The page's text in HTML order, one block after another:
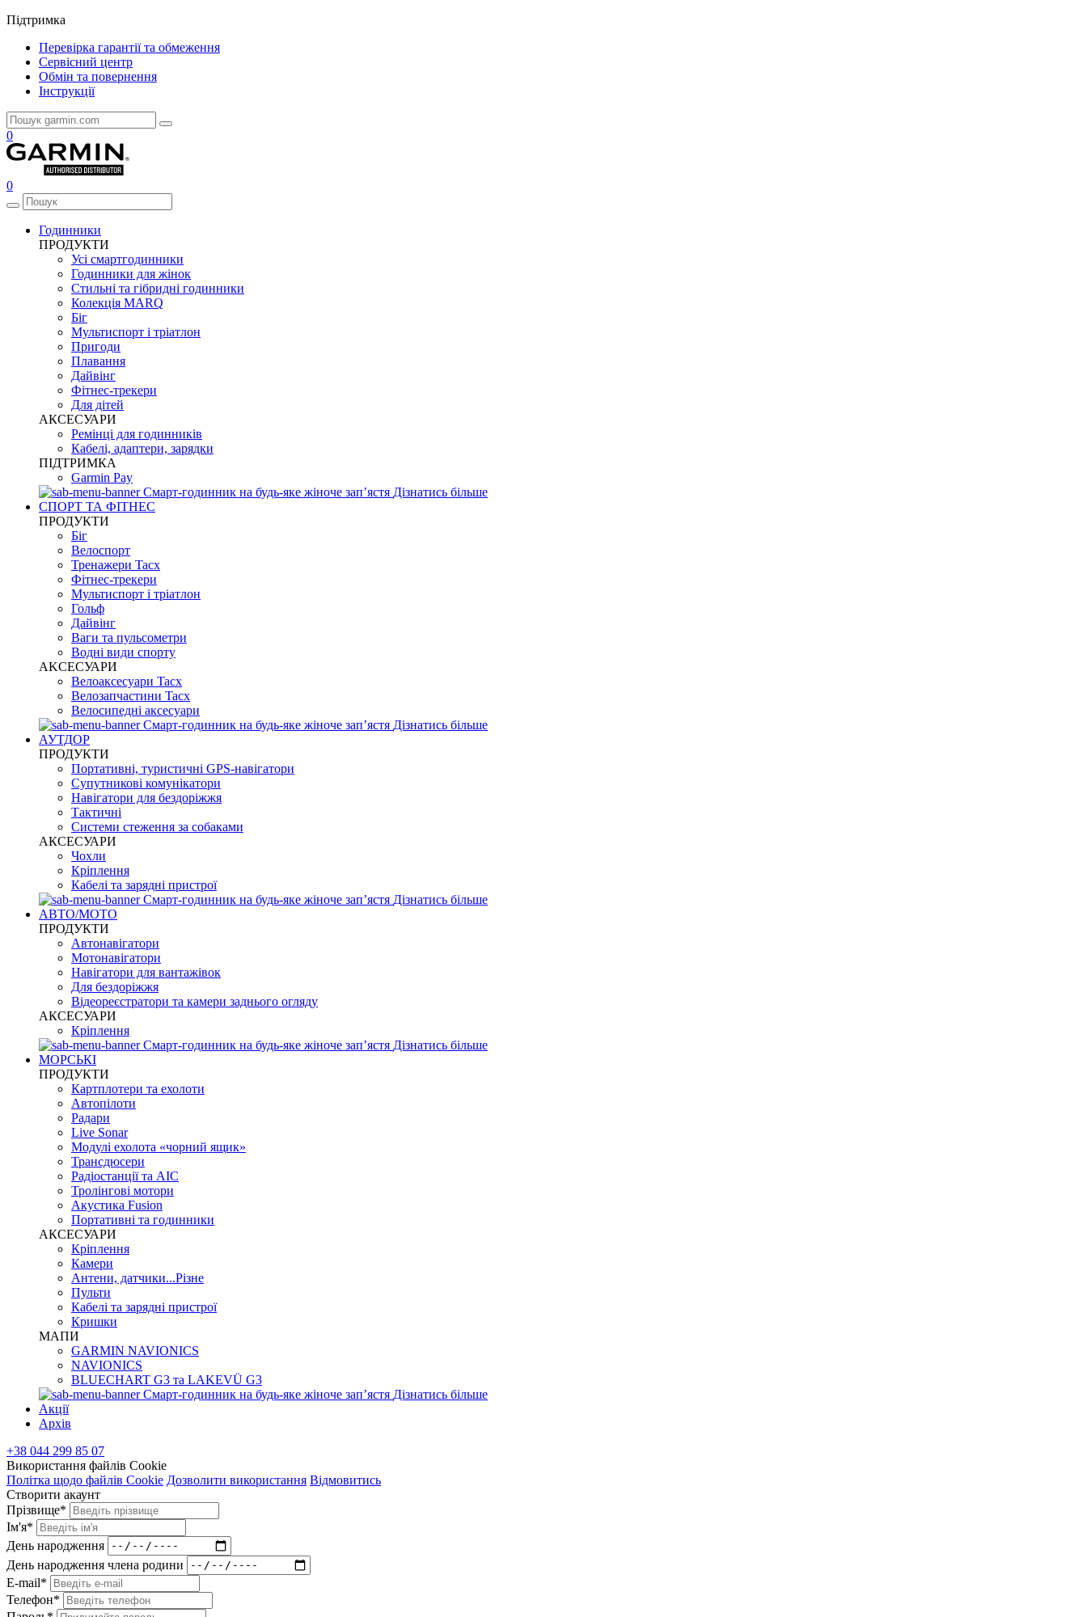
Підтримка
Перевірка гарантії та обмеження
Сервісний центр
Обмін та повернення
Інструкції
0
0
Годинники
ПРОДУКТИ
Усі смартгодинники
Годинники для жінок
Стильні та гібридні годинники
Колекція MARQ
Біг
Мультиспорт і тріатлон
Пригоди
Плавання
Дайвінг
Фітнес-трекери
Для дітей
АКСЕСУАРИ
Ремінці для годинників
Кабелі, адаптери, зарядки
ПІДТРИМКА
Garmin Pay
Смарт-годинник на будь-яке жіноче запʼястя Дізнатись більше
СПОРТ ТА ФІТНЕС
ПРОДУКТИ
Біг
Велоспорт
Тренажери Tacx
Фітнес-трекери
Мультиспорт і тріатлон
Гольф
Дайвінг
Ваги та пульсометри
Водні види спорту
AKCЕСУАРИ
Велоаксесуари Tacx
Велозапчастини Tacx
Велосипедні аксесуари
Смарт-годинник на будь-яке жіноче запʼястя Дізнатись більше
АУТДОР
ПРОДУКТИ
Портативні, туристичні GPS-навігатори
Супутникові комунікатори
Навігатори для бездоріжжя
Тактичні
Системи стеження за собаками
АКСЕСУАРИ
Чохли
Кріплення
Кабелі та зарядні пристрої
Смарт-годинник на будь-яке жіноче запʼястя Дізнатись більше
АВТО/МОТО
ПРОДУКТИ
Автонавігатори
Мотонавігатори
Навігатори для вантажівок
Для бездоріжжя
Відеореєстратори та камери заднього огляду
АКСЕСУАРИ
Кріплення
Смарт-годинник на будь-яке жіноче запʼястя Дізнатись більше
МОРСЬКІ
ПРОДУКТИ
Картплотери та ехолоти
Автопілоти
Радари
Live Sonar
Модулі ехолота «чорний ящик»
Трансдюсери
Радіостанції та АІС
Тролінгові мотори
Акустика Fusion
Портативні та годинники
АКСЕСУАРИ
Кріплення
Камери
Антени, датчики...Різне
Пульти
Кабелі та зарядні пристрої
Кришки
МАПИ
GARMIN NAVIONICS
NAVIONICS
BLUECHART G3 та LAKEVÜ G3
Смарт-годинник на будь-яке жіноче запʼястя Дізнатись більше
Акції
Архів
+38 044 299 85 07
Використання файлів Cookie
Політка щодо файлів Cookie Дозволити використання Відмовитись
Створити акаунт
Прізвище*
Ім'я*
День народження
День народження члена родини
E-mail*
Телефон*